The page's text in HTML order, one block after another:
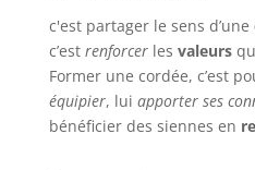
c'est partager le sens d’une
c’est renforcerles valeurs
Former une cordée, c’est
équipier, lui apporter ses
bénéficier des siennes en